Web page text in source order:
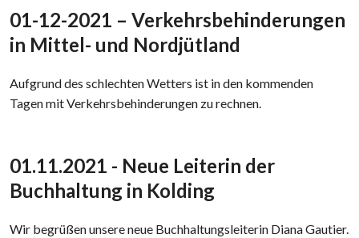
01-12-2021 – Verkehrsbehinderungen
in Mittel- und Nordjütland
Aufgrund des schlechten Wetters ist in den kommenden
Tagen mit Verkehrsbehinderungen zu rechnen.
​01.11.2021 - Neue Leiterin der
Buchhaltung in Kolding
Wir begrüßen unsere neue Buchhaltungsleiterin Diana Gautier.